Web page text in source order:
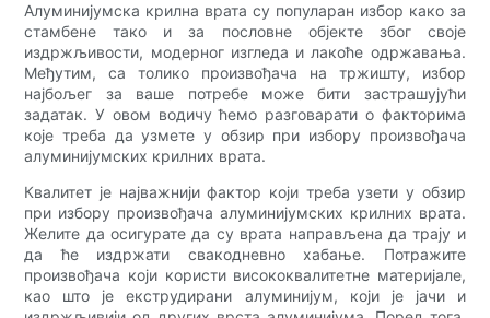
Алуминијумска крилна врата су популаран избор како за
стамбене тако и за пословне објекте због своје
издржљивости, модерног изгледа и лакоће одржавања.
Међутим, са толико произвођача на тржишту, избор
најбољег за ваше потребе може бити застрашујући
задатак. У овом водичу ћемо разговарати о факторима
које треба да узмете у обзир при избору произвођача
алуминијумских крилних врата.
Квалитет је најважнији фактор који треба узети у обзир
при избору произвођача алуминијумских крилних врата.
Желите да осигурате да су врата направљена да трају и
да ће издржати свакодневно хабање. Потражите
произвођача који користи висококвалитетне материјале,
као што је екструдирани алуминијум, који је јачи и